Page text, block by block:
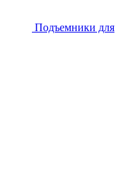
Подъемники для